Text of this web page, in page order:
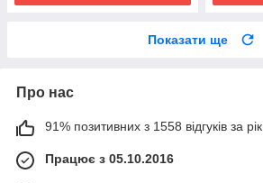
Показати ще
Про нас
91% позитивних з 1558 відгуків за рік
Працює з 05.10.2016